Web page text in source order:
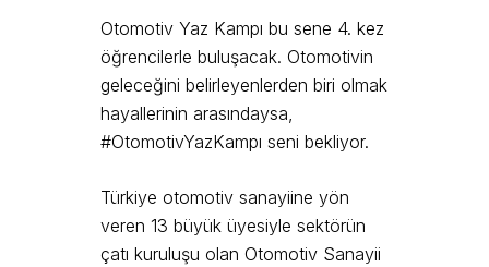
Otomotiv Yaz Kampı bu sene 4. kez
öğrencilerle buluşacak. Otomotivin
geleceğini belirleyenlerden biri olmak
hayallerinin arasındaysa,
#OtomotivYazKampı seni bekliyor.
Türkiye otomotiv sanayiine yön
veren 13 büyük üyesiyle sektörün
çatı kuruluşu olan Otomotiv Sanayii